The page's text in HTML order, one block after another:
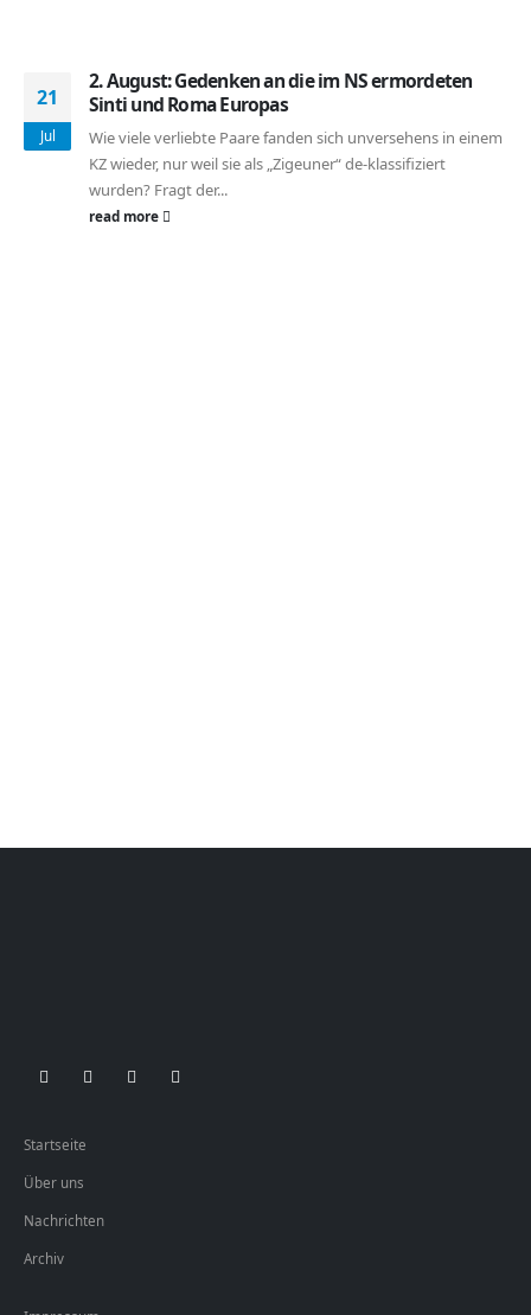
21
Jul
2. August: Gedenken an die im NS ermordeten
Sinti und Roma Europas
Wie viele verliebte Paare fanden sich unversehens in einem
KZ wieder, nur weil sie als „Zigeuner“ de-klassifiziert
wurden? Fragt der...
read more
Startseite
Über uns
Nachrichten
Archiv